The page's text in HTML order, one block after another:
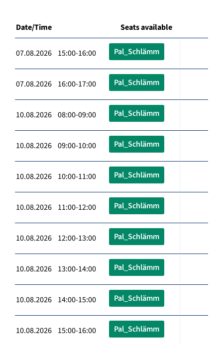
Date/Time Seats available
07.08.2026 15:00-16:00 Pal_Schlämm
07.08.2026 16:00-17:00 Pal_Schlämm
10.08.2026 08:00-09:00 Pal_Schlämm
10.08.2026 09:00-10:00 Pal_Schlämm
10.08.2026 10:00-11:00 Pal_Schlämm
10.08.2026 11:00-12:00 Pal_Schlämm
10.08.2026 12:00-13:00 Pal_Schlämm
10.08.2026 13:00-14:00 Pal_Schlämm
10.08.2026 14:00-15:00 Pal_Schlämm
10.08.2026 15:00-16:00 Pal_Schlämm